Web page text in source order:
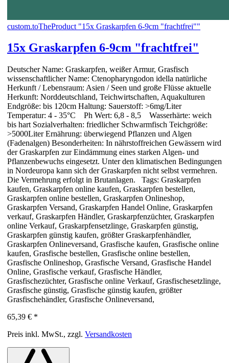
custom.toTheProduct "15x Graskarpfen 6-9cm "frachtfrei""
15x Graskarpfen 6-9cm "frachtfrei"
Deutscher Name: Graskarpfen, weißer Armur, Grasfisch
wissenschaftlicher Name: Ctenopharyngodon idella natürliche
Herkunft / Lebensraum: Asien / Seen und große Flüsse aktuelle
Herkunft: Norddeutschland, Teichwirtschaften, Aquakulturen
Endgröße: bis 120cm Haltung: Sauerstoff: >6mg/Liter
Temperatur: 4 - 35°C Ph Wert: 6,8 - 8,5 Wasserhärte: weich
bis hart Sozialverhalten: friedlicher Schwarmfisch Teichgröße:
>5000Liter Ernährung: überwiegend Pflanzen und Algen
(Fadenalgen) Besonderheiten: In nährstoffreichen Gewässern wird
der Graskarpfen zur Eindämmung eines starken Algen- und
Pflanzenbewuchs eingesetzt. Unter den klimatischen Bedingungen
in Nordeuropa kann sich der Graskarpfen nicht selbst vermehren.
Die Vermehrung erfolgt in Brutanlagen. Tags: Graskarpfen
kaufen, Graskarpfen online kaufen, Graskarpfen bestellen,
Graskarpfen online bestellen, Graskarpfen Onlineshop,
Graskarpfen Versand, Graskarpfen Handel Online, Graskarpfen
verkauf, Graskarpfen Händler, Graskarpfenzüchter, Graskarpfen
online Verkauf, Graskarpfensetzlinge, Graskarpfen günstig,
Graskarpfen günstig kaufen, größter Graskarpfenhändler,
Graskarpfen Onlineversand, Grasfische kaufen, Grasfische online
kaufen, Grasfische bestellen, Grasfische online bestellen,
Grasfische Onlineshop, Grasfische Versand, Grasfische Handel
Online, Grasfische verkauf, Grasfische Händler,
Grasfischezüchter, Grasfische online Verkauf, Grasfischesetzlinge,
Grasfische günstig, Grasfische günstig kaufen, größter
Grasfischehändler, Grasfische Onlineversand,
65,39 € *
Preis inkl. MwSt., zzgl. Versandkosten